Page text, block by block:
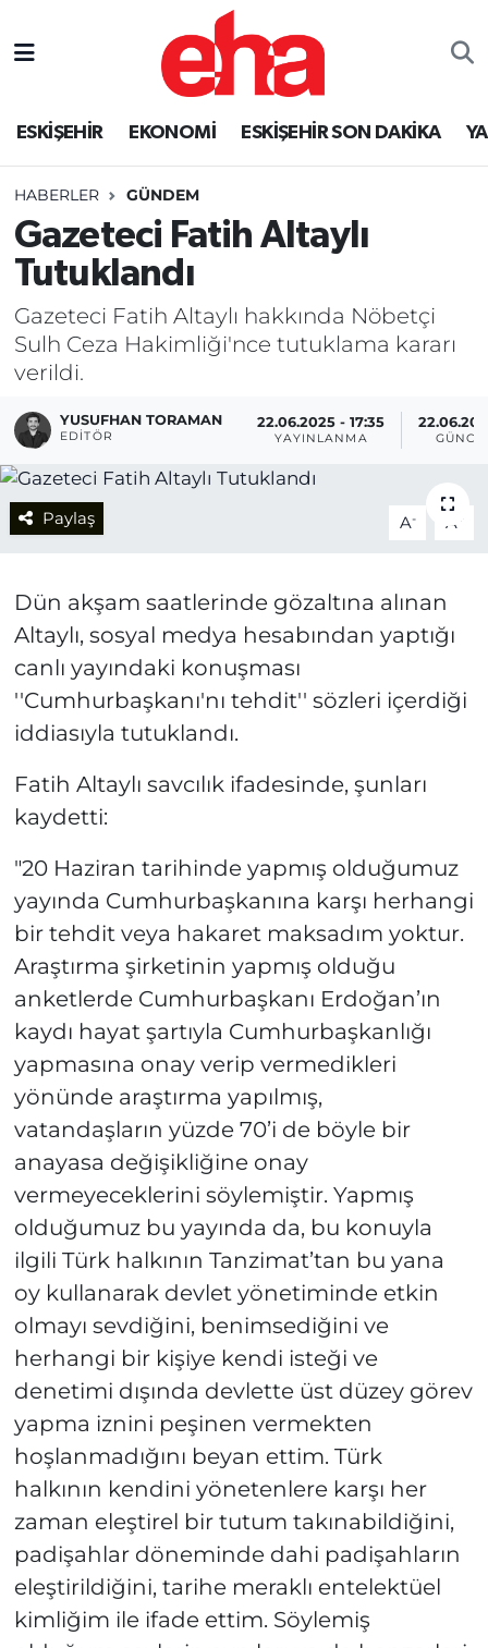
ESKİŞEHİR EKONOMİ ESKİŞEHİR SON DAKİKA
HABERLER GÜNDEM
Gazeteci Fatih Altaylı
Tutuklandı
Gazeteci Fatih Altaylı hakkında Nöbetçi
Sulh Ceza Hakimliği'nce tutuklama kararı
verildi.
YUSUFHAN TORAMAN
EDITÖR
22.06.2025 - 17:35
YAYINLANMA
Paylaş A- A +
Dün akşam saatlerinde gözaltına alınan
Altaylı, sosyal medya hesabından yaptığı
canlı yayındaki konuşması
''Cumhurbaşkanı'nı tehdit'' sözleri içerdiği
iddiasıyla tutuklandı.
Fatih Altaylı savcılık ifadesinde, şunları
kaydetti:
"20 Haziran tarihinde yapmış olduğumuz
yayında Cumhurbaşkanına karşı herhangi
bir tehdit veya hakaret maksadım yoktur.
Araştırma şirketinin yapmış olduğu
anketlerde Cumhurbaşkanı Erdoğan’ın
kaydı hayat şartıyla Cumhurbaşkanlığı
yapmasına onay verip vermedikleri
yönünde araştırma yapılmış,
vatandaşların yüzde 70’i de böyle bir
anayasa değişikliğine onay
vermeyeceklerini söylemiştir. Yapmış
olduğumuz bu yayında da, bu konuyla
ilgili Türk halkının Tanzimat’tan bu yana
oy kullanarak devlet yönetiminde etkin
olmayı sevdiğini, benimsediğini ve
herhangi bir kişiye kendi isteği ve
denetimi dışında devlette üst düzey görev
yapma iznini peşinen vermekten
hoşlanmadığını beyan ettim. Türk
halkının kendini yönetenlere karşı her
zaman eleştirel bir tutum takınabildiğini,
padişahlar döneminde dahi padişahların
eleştirildiğini, tarihe meraklı entelektüel
kimliğim ile ifade ettim. Söylemiş